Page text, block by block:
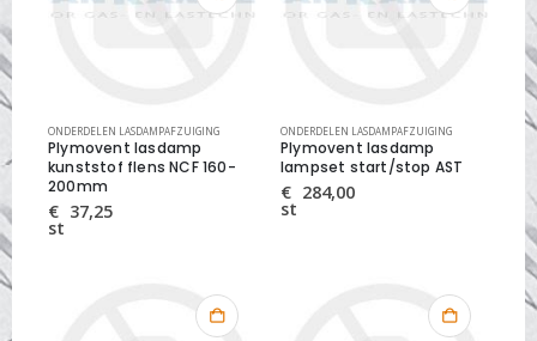
ONDERDELEN LASDAMPAFZUIGING
Plymovent lasdamp
kunststof flens NCF 160-
200mm
€ 37,25
st
ONDERDELEN LASDAMPAFZUIGING
Plymovent lasdamp
lampset start/stop AST
€ 284,00
st